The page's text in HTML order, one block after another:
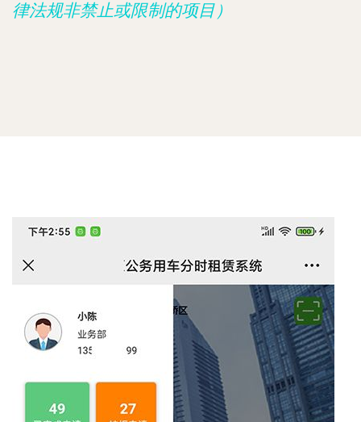
律法规非禁止或限制的项目）